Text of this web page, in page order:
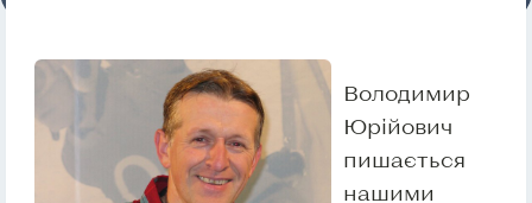
Володимир
Юрійович
пишається
нашими